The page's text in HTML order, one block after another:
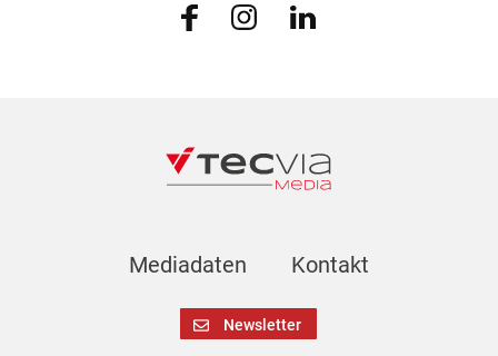
Mediadaten Kontakt
Newsletter